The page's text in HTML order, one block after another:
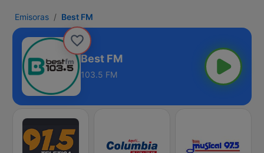
Emisoras Best FM
Best FM
103.5 FM